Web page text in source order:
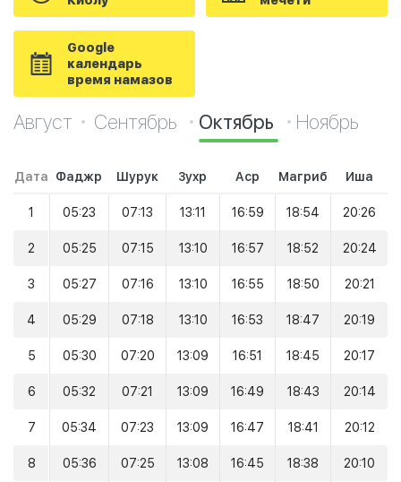
Google
календарь
время намазов
Август Сентябрь Октябрь Ноябрь
Дата Фаджр Шурук Зухр Аср Магриб Иша
1 05:23 07:13 13:11 16:59 18:54 20:26
2 05:25 07:15 13:10 16:57 18:52 20:24
3 05:27 07:16 13:10 16:55 18:50 20:21
4 05:29 07:18 13:10 16:53 18:47 20:19
5 05:30 07:20 13:09 16:51 18:45 20:17
6 05:32 07:21 13:09 16:49 18:43 20:14
7 05:34 07:23 13:09 16:47 18:41 20:12
8 05:36 07:25 13:08 16:45 18:38 20:10